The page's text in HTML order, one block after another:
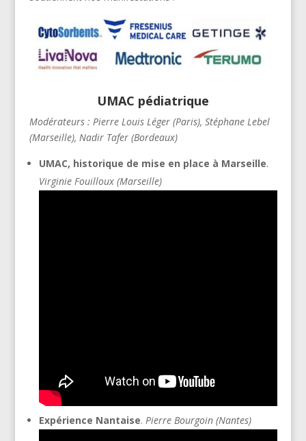
UMAC pédiatrique
Modérateurs : Pierre Louis Léger (Paris), Stéphane Lebel
(Marseille), Nadir Tafer (Bordeaux)
UMAC, historique de mise en place à Marseille.
Virginie Fouilloux (Marseille)
Expérience Nantaise. Pierre Bourgoin (Nantes)